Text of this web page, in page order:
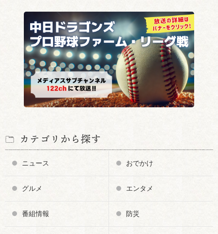
カテゴリから探す
ニュース おでかけ
グルメ エンタメ
番組情報 防災